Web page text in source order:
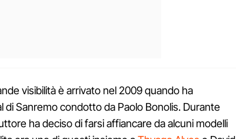
visibilità è arrivato nel 2009 quando ha
di Sanremo condotto da Paolo Bonolis. Durante
ha deciso di farsi affiancare da alcuni modelli